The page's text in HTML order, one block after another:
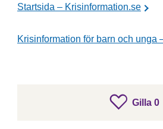
Gilla 0
Startsida – Krisinformation.se
Krisinformation för barn och unga